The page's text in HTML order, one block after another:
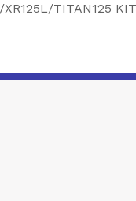
XR125L/TITAN125